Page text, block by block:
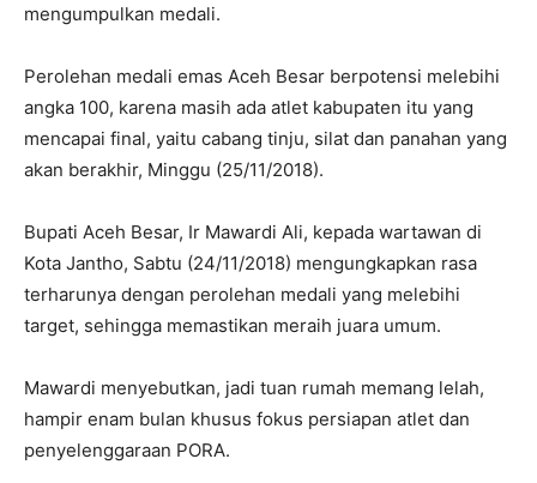
mengumpulkan medali.
Perolehan medali emas Aceh Besar berpotensi melebihi
angka 100, karena masih ada atlet kabupaten itu yang
mencapai final, yaitu cabang tinju, silat dan panahan yang
akan berakhir, Minggu (25/11/2018).
Bupati Aceh Besar, Ir Mawardi Ali, kepada wartawan di
Kota Jantho, Sabtu (24/11/2018) mengungkapkan rasa
terharunya dengan perolehan medali yang melebihi
target, sehingga memastikan meraih juara umum.
Mawardi menyebutkan, jadi tuan rumah memang lelah,
hampir enam bulan khusus fokus persiapan atlet dan
penyelenggaraan PORA.